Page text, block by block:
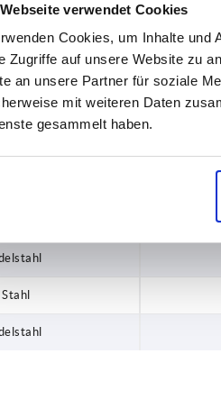
verwendet Cookies
Cookies, um Inhalte und
Zugriffe auf unsere Website zu
an unsere Partner für soziale
mit weiteren Daten
gesammelt haben.
werden in regelmäßigen
Grundkörper
Stahl